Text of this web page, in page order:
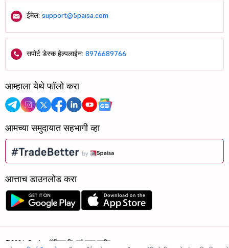
ईमेल: support@5paisa.com
सपोर्ट डेस्क हेल्पलाईन: 8976689766
आम्हाला येथे फॉलो करा
आमच्या समुदायात सहभागी व्हा
आत्ताच डाउनलोड करा
©2026, 5paisa कॅपिटल लि. सर्व हक्क राखीव.